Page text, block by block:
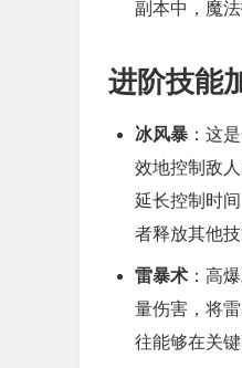
副本中，魔
进阶技能
冰风暴 ：这
效地控制敌
延长控制时
者释放其他技
雷暴术 ：高
量伤害，将
往能够在关